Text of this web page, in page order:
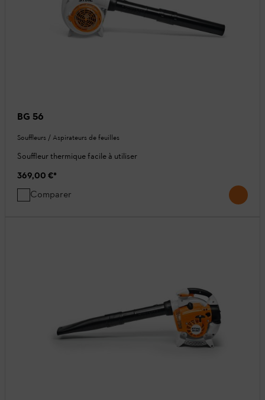
BG 56
Souffleurs / Aspirateurs de feuilles
Souffleur thermique facile à utiliser
369,00 €*
Comparer